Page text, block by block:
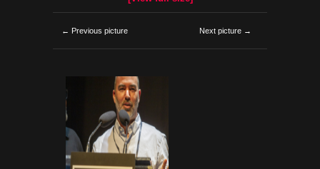
← Previous picture Next picture →